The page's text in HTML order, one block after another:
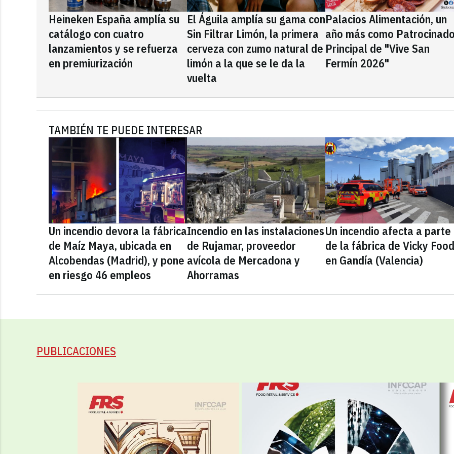
Heineken España amplía su
catálogo con cuatro
lanzamientos y se refuerza
en premiurización
El Águila amplía su gama con
Sin Filtrar Limón, la primera
cerveza con zumo natural de
limón a la que se le da la
vuelta
Palacios Alimentación, un
año más como
Principal de "Vive San
Fermín 2026"
TAMBIÉN TE PUEDE INTERESAR
Un incendio devora la fábrica
de Maíz Maya, ubicada en
Alcobendas (Madrid), y pone
en riesgo 46 empleos
Incendio en las instalaciones
de Rujamar, proveedor
avícola de Mercadona y
Ahorramas
Un incendio afecta a parte
de la fábrica de Vicky
en Gandía (Valencia)
PUBLICACIONES